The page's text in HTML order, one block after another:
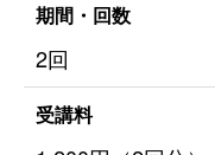
期間・回数
2回
受講料